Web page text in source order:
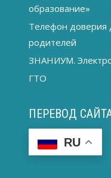
образование»
Телефон доверия
родителей
ЗНАНИУМ.
ГТО
ПЕРЕВОД
RU